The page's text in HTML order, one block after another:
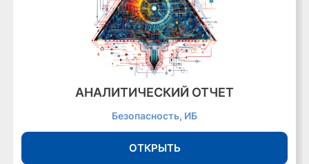
АНАЛИТИЧЕСКИЙ ОТЧЕТ
Безопасность, ИБ
ОТКРЫТЬ